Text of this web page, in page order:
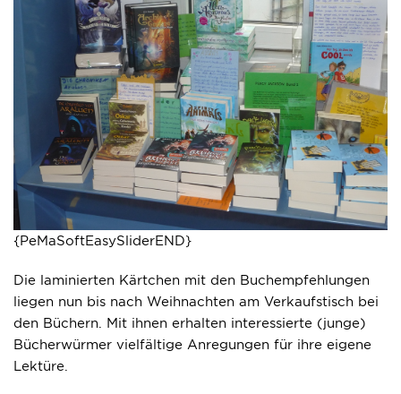
{PeMaSoftEasySliderEND}
Die laminierten Kärtchen mit den Buchempfehlungen
liegen nun bis nach Weihnachten am Verkaufstisch bei
den Büchern. Mit ihnen erhalten interessierte (junge)
Bücherwürmer vielfältige Anregungen für ihre eigene
Lektüre.